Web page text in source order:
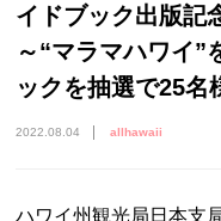
イドブック出版
～“マラマハワイ”
ックを抽選で25名
2022.08.04 allhawaii
ハワイ州観光局日本支